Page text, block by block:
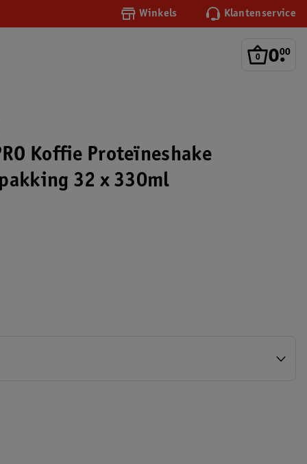
Winkels Klantenservice
0.
00
Koffie Proteïneshake
32 x 330ml